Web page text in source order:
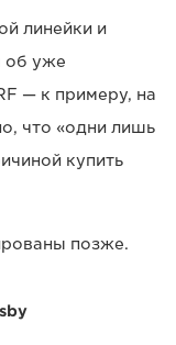
линейки и
об уже
— к примеру, на
что «одни лишь
купить
позже.